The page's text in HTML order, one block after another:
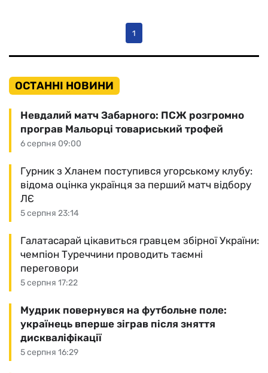
1
ОСТАННІ НОВИНИ
6 серпня 09:00
Невдалий матч Забарного: ПСЖ розгромно
програв Мальорці товариський трофей
5 серпня 23:14
Гурник з Хланем поступився угорському клубу:
відома оцінка українця за перший матч відбору
ЛЄ
5 серпня 17:22
Галатасарай цікавиться гравцем збірної України:
чемпіон Туреччини проводить таємні
переговори
5 серпня 16:29
Мудрик повернувся на футбольне поле:
українець вперше зіграв після зняття
дискваліфікації